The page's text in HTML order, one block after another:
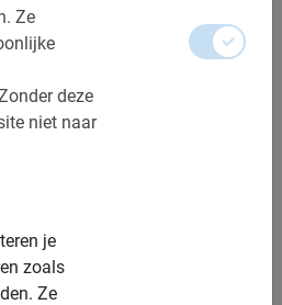
Ze
deze
niet naar
je
zoals
Ze
tot 24u vooraf
de website
fietsers